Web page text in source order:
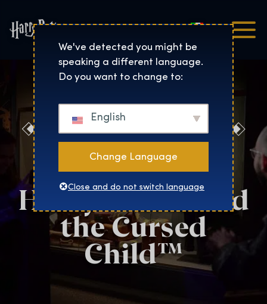
Harry Potter™: The
Italiano
Fantastic
Beasts™ and
Harry Potter and
the Cursed
Child™
We've detected you might be
speaking a different language.
Do you want to change to:
English
Change Language
Close and do not switch language